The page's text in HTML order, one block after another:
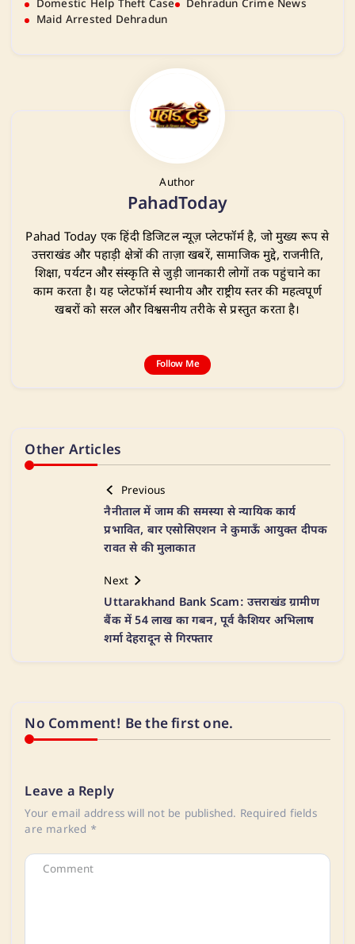
Domestic Help Theft Case
Dehradun Crime News
Maid Arrested Dehradun
Author
PahadToday
Pahad Today एक हिंदी डिजिटल न्यूज़ प्लेटफॉर्म है, जो मुख्य रूप से
उत्तराखंड और पहाड़ी क्षेत्रों की ताज़ा खबरें, सामाजिक मुद्दे, राजनीति,
शिक्षा, पर्यटन और संस्कृति से जुड़ी जानकारी लोगों तक पहुंचाने का
काम करता है। यह प्लेटफॉर्म स्थानीय और राष्ट्रीय स्तर की महत्वपूर्ण
खबरों को सरल और विश्वसनीय तरीके से प्रस्तुत करता है।
Follow Me
Other Articles
Previous
नैनीताल में जाम की समस्या से न्यायिक कार्य
प्रभावित, बार एसोसिएशन ने कुमाऊँ आयुक्त दीपक
रावत से की मुलाकात
Next
​Uttarakhand Bank Scam: उत्तराखंड ग्रामीण
बैंक में 54 लाख का गबन, पूर्व कैशियर अभिलाष
शर्मा देहरादून से गिरफ्तार
No Comment! Be the first one.
Leave a Reply
Your email address will not be published. Required fields
are marked *